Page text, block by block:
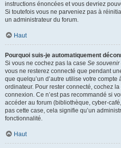
instructions énoncées et vous devriez
Si toutefois vous ne parveniez pas à
un administrateur du forum.
Haut
Pourquoi suis-je automatiquement
Si vous ne cochez pas la case Se souvenir
vous ne resterez connecté que pendant
que quelqu’un d’autre utilise votre
ordinateur. Pour rester connecté, cochez la
connexion. Ce n’est pas recommandé si
accéder au forum (bibliothèque, cyber-
pas cette case, cela signifie qu’un
fonctionnalité.
Haut